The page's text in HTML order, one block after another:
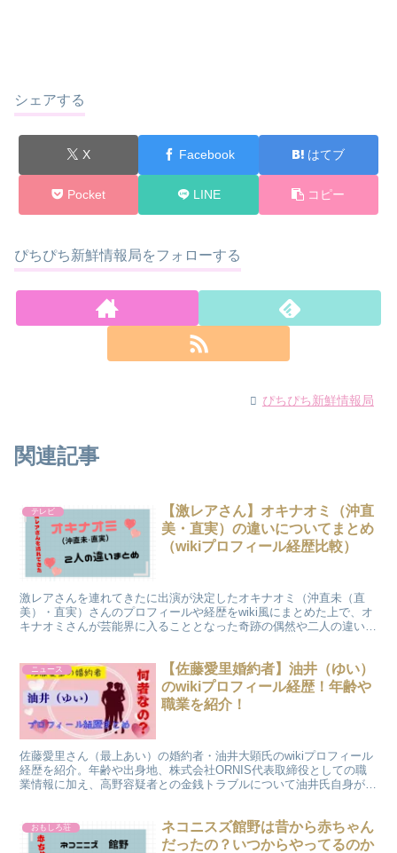
シェアする
X Facebook はてブ
Pocket LINE コピー
ぴちぴち新鮮情報局をフォローする
ぴちぴち新鮮情報局
関連記事
テレビ
【激レアさん】オキナオミ（沖直
美・直実）の違いについてまとめ
（wikiプロフィール経歴比較）
激レアさんを連れてきたに出演が決定したオキナオミ（沖直未（直
美）・直実）さんのプロフィールや経歴をwiki風にまとめた上で、オ
キナオミさんが芸能界に入ることとなった奇跡の偶然や二人の違いに
ニュース
【佐藤愛里婚約者】油井（ゆい）
のwikiプロフィール経歴！年齢や
職業を紹介！
佐藤愛里さん（最上あい）の婚約者・油井大顕氏のwikiプロフィール
経歴を紹介。年齢や出身地、株式会社ORNIS代表取締役としての職
業情報に加え、高野容疑者との金銭トラブルについて油井氏自身が語
おもしろ荘
ネコニスズ館野は昔から赤ちゃん
だったの？いつからやってるのか